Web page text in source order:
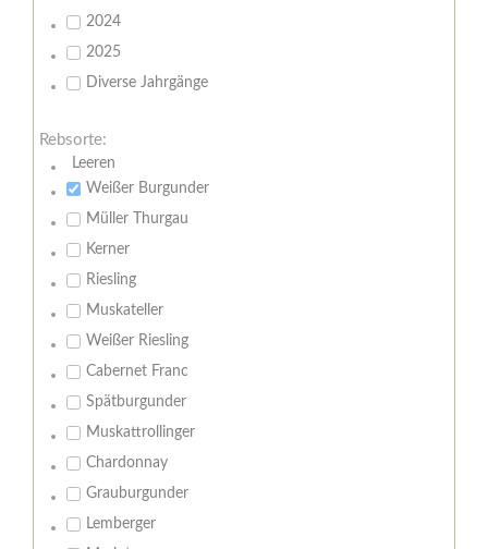
2024
2025
Diverse Jahrgänge
Rebsorte:
Leeren
Weißer Burgunder
Müller Thurgau
Kerner
Riesling
Muskateller
Weißer Riesling
Cabernet Franc
Spätburgunder
Muskattrollinger
Chardonnay
Grauburgunder
Lemberger